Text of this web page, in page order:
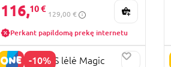
116,10 €
129,00 €
Perkant papildomą prekę internetu
-10%
MIRACULOUS lėlė Magic